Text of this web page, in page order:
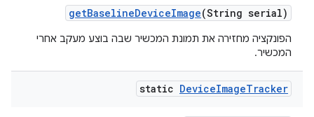
getBaselineDeviceImage(String serial)
הפונקציה מחזירה את תמונת המכשיר שבה בוצע מעקב אחרי
המכשיר.
static DeviceImageTracker